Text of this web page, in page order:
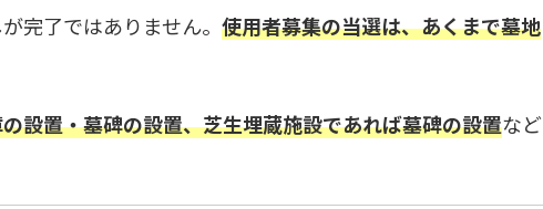
完了ではありません。 使用者募集の当選は、あくまで墓地
設置・墓碑の設置、芝生埋蔵施設であれば墓碑の設置など